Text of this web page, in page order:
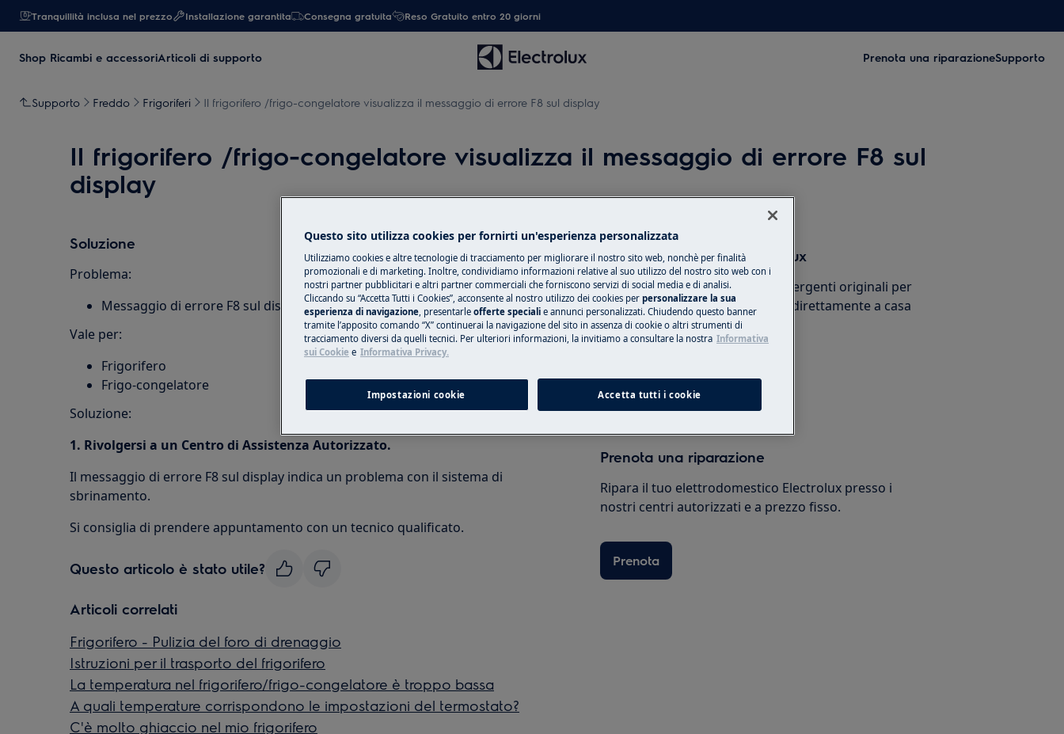
Tranquillità inclusa nel prezzo Installazione garantita Consegna gratuita Reso Gratuito entro 20 giorni
Shop Ricambi e accessoriArticoli di supporto Prenota una riparazioneSupporto
Supporto Freddo Frigoriferi Il frigorifero /frigo-congelatore visualizza il messaggio di errore F8 sul display
Il frigorifero /frigo-congelatore visualizza il messaggio di errore F8 sul
display
Soluzione
Problema:
Messaggio di errore F8 sul display del frigorifero/frigo-congelatore
Vale per:
Frigorifero
Frigo-congelatore
Soluzione:
1. Rivolgersi a un Centro di Assistenza Autorizzato.
Il messaggio di errore F8 sul display indica un problema con il sistema di
sbrinamento.
Si consiglia di prendere appuntamento con un tecnico qualificato.
Questo articolo è stato utile?
Articoli correlati
Frigorifero - Pulizia del foro di drenaggio
Istruzioni per il trasporto del frigorifero
La temperatura nel frigorifero/frigo-congelatore è troppo bassa
A quali temperature corrispondono le impostazioni del termostato?
C'è molto ghiaccio nel mio frigorifero
Ricambi e accessori Electrolux
Compra ricambi, accessori e detergenti originali per
il tuo elettrodomestico e ricevili direttamente a casa
tua.
Shop online
Prenota una riparazione
Ripara il tuo elettrodomestico Electrolux presso i
nostri centri autorizzati e a prezzo fisso.
Prenota
Questo sito utilizza cookies per fornirti un'esperienza personalizzata
Utilizziamo cookies e altre tecnologie di tracciamento per migliorare il nostro sito web, nonchè per finalità
promozionali e di marketing. Inoltre, condividiamo informazioni relative al suo utilizzo del nostro sito web con i
nostri partner pubblicitari e altri partner commerciali che forniscono servizi di social media e di analisi.
Cliccando su “Accetta Tutti i Cookies”, acconsente al nostro utilizzo dei cookies per personalizzare la sua
esperienza di navigazione , presentarle offerte speciali e annunci personalizzati. Chiudendo questo banner
tramite l’apposito comando “X” continuerai la navigazione del sito in assenza di cookie o altri strumenti di
tracciamento diversi da quelli tecnici. Per ulteriori informazioni, la invitiamo a consultare la nostra Informativa
sui Cookie e Informativa Privacy.
Impostazioni cookie Accetta tutti i cookie